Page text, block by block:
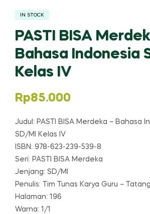
IN STOCK
PASTI BISA
Bahasa Indonesia
Kelas IV
Rp85.000
Judul: PASTI BISA Merdeka – Bahasa
SD/MI Kelas IV
ISBN: 978-623-239-539-8
Seri: PASTI BISA Merdeka
Jenjang: SD/MI
Penulis: Tim Tunas Karya Guru – Tatang
Halaman: 196
Warna: 1/1